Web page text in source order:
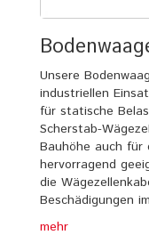
Unsere
industriellen
für statische
Scherstab-
Bauhöhe auch für
hervorragend
die
Beschädigungen
mehr